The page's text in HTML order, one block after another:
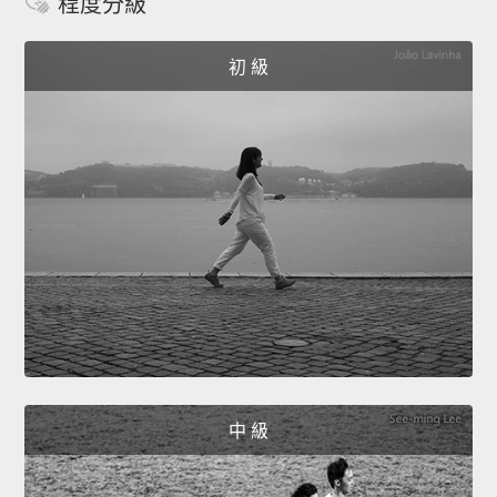
初 級
中 級